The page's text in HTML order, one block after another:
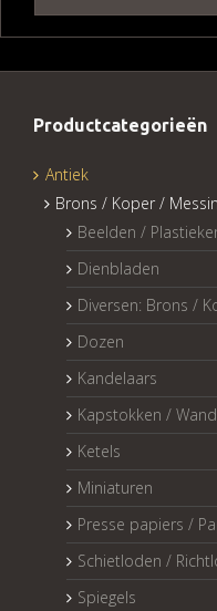
Productcategorieën
Antiek
Brons / Koper /
Beelden /
Dienbladen
Diversen: Brons /
Dozen
Kandelaars
Kapstokken /
Ketels
Miniaturen
Presse papiers /
Schietloden /
Spiegels